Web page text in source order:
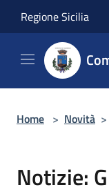
Regione Sicilia
Home > Novità >
Notizie: